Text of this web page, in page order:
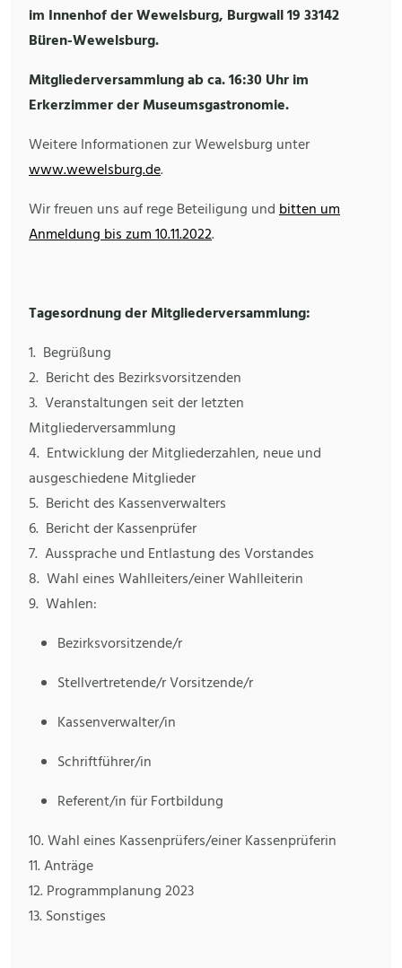
im Innenhof der Wewelsburg, Burgwall 19 33142
Büren-Wewelsburg.
Mitgliederversammlung ab ca. 16:30 Uhr im
Erkerzimmer der Museumsgastronomie.
Weitere Informationen zur Wewelsburg unter
www.wewelsburg.de.
Wir freuen uns auf rege Beteiligung undbitten um
Anmeldung bis zum 10.11.2022.
Tagesordnung der Mitgliederversammlung:
1. Begrüßung
2. Bericht des Bezirksvorsitzenden
3. Veranstaltungen seit der letzten
Mitgliederversammlung
4. Entwicklung der Mitgliederzahlen, neue und
ausgeschiedene Mitglieder
5. Bericht des Kassenverwalters
6. Bericht der Kassenprüfer
7. Aussprache und Entlastung des Vorstandes
8. Wahl eines Wahlleiters/einer Wahlleiterin
9. Wahlen:
Bezirksvorsitzende/r
Stellvertretende/r Vorsitzende/r
Kassenverwalter/in
Schriftführer/in
Referent/in für Fortbildung
10. Wahl eines Kassenprüfers/einer Kassenprüferin
11. Anträge
12. Programmplanung 2023
13. Sonstiges